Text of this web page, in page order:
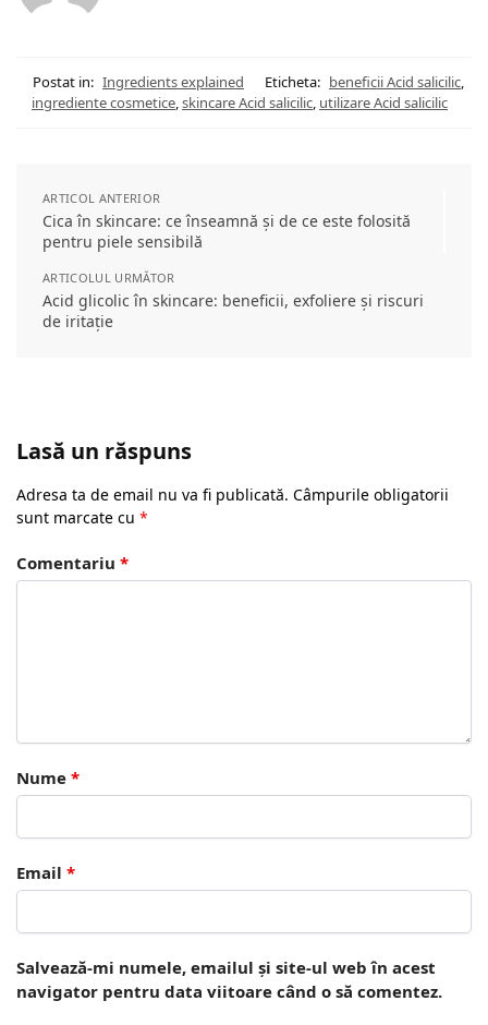
Postat in: Ingredients explained Eticheta: beneficii Acid salicilic,
ingrediente cosmetice,skincare Acid salicilic, utilizare Acid salicilic
ARTICOL ANTERIOR
Cica în skincare: ce înseamnă și de ce este folosită
pentru piele sensibilă
ARTICOLUL URMĂTOR
Acid glicolic în skincare: beneficii, exfoliere și riscuri
de iritație
Lasă un răspuns
Adresa ta de email nu va fi publicată. Câmpurile obligatorii
sunt marcate cu *
Comentariu *
Nume *
Email *
Salvează-mi numele, emailul și site-ul web în acest
navigator pentru data viitoare când o să comentez.